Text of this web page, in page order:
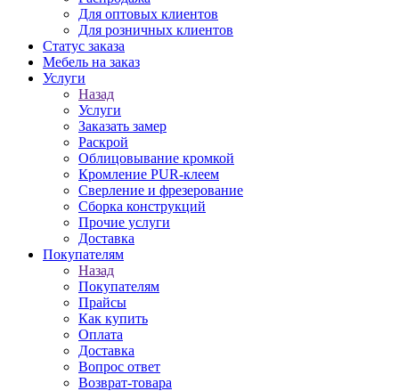
Для оптовых клиентов
Для розничных клиентов
Статус заказа
Мебель на заказ
Услуги
Назад
Услуги
Заказать замер
Раскрой
Облицовывание кромкой
Кромление PUR-клеем
Сверление и фрезерование
Сборка конструкций
Прочие услуги
Доставка
Покупателям
Назад
Покупателям
Прайсы
Как купить
Оплата
Доставка
Вопрос ответ
Возврат-товара